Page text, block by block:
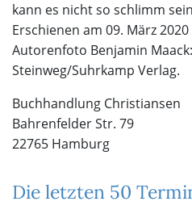
kann es nicht so schlimm
Erschienen am 09. März 2020
Autorenfoto Benjamin
Steinweg/Suhrkamp Verlag.
Buchhandlung Christiansen
Bahrenfelder Str. 79
22765 Hamburg
Die letzten 50